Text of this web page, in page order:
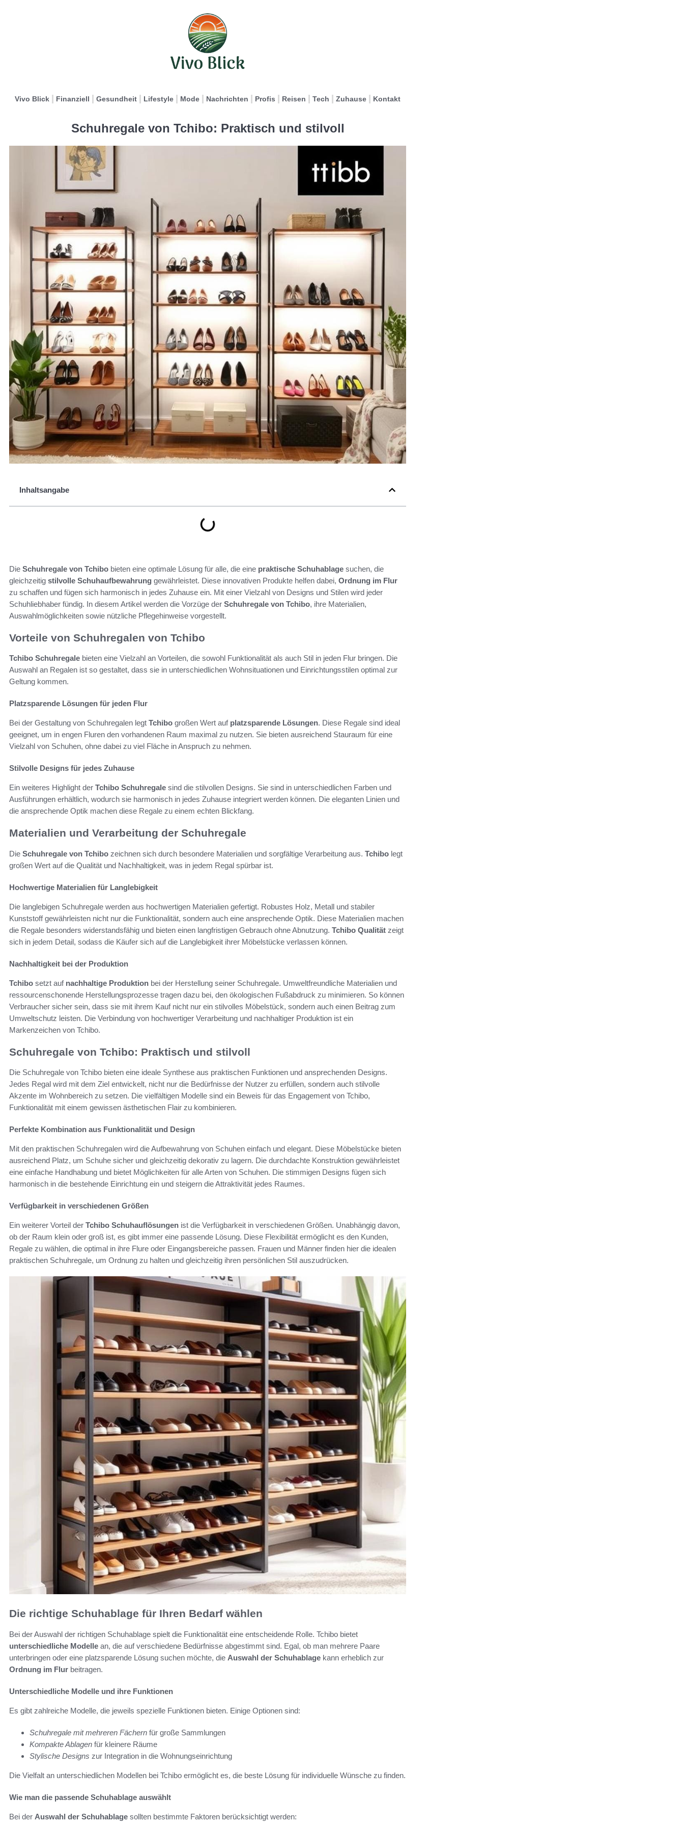
Vivo Blick Finanziell Gesundheit Lifestyle Mode Nachrichten Profis Reisen Tech Zuhause Kontakt
Schuhregale von Tchibo: Praktisch und stilvoll
Inhaltsangabe
Die Schuhregale von Tchibo bieten eine optimale Lösung für alle, die eine praktische Schuhablage suchen, die
gleichzeitig stilvolle Schuhaufbewahrung gewährleistet. Diese innovativen Produkte helfen dabei, Ordnung im Flur
zu schaffen und fügen sich harmonisch in jedes Zuhause ein. Mit einer Vielzahl von Designs und Stilen wird jeder
Schuhliebhaber fündig. In diesem Artikel werden die Vorzüge der Schuhregale von Tchibo, ihre Materialien,
Auswahlmöglichkeiten sowie nützliche Pflegehinweise vorgestellt.
Vorteile von Schuhregalen von Tchibo
Tchibo Schuhregale bieten eine Vielzahl an Vorteilen, die sowohl Funktionalität als auch Stil in jeden Flur bringen. Die
Auswahl an Regalen ist so gestaltet, dass sie in unterschiedlichen Wohnsituationen und Einrichtungsstilen optimal zur
Geltung kommen.
Platzsparende Lösungen für jeden Flur
Bei der Gestaltung von Schuhregalen legt Tchibo großen Wert auf platzsparende Lösungen. Diese Regale sind ideal
geeignet, um in engen Fluren den vorhandenen Raum maximal zu nutzen. Sie bieten ausreichend Stauraum für eine
Vielzahl von Schuhen, ohne dabei zu viel Fläche in Anspruch zu nehmen.
Stilvolle Designs für jedes Zuhause
Ein weiteres Highlight der Tchibo Schuhregale sind die stilvollen Designs. Sie sind in unterschiedlichen Farben und
Ausführungen erhältlich, wodurch sie harmonisch in jedes Zuhause integriert werden können. Die eleganten Linien und
die ansprechende Optik machen diese Regale zu einem echten Blickfang.
Materialien und Verarbeitung der Schuhregale
Die Schuhregale von Tchibo zeichnen sich durch besondere Materialien und sorgfältige Verarbeitung aus. Tchibo legt
großen Wert auf die Qualität und Nachhaltigkeit, was in jedem Regal spürbar ist.
Hochwertige Materialien für Langlebigkeit
Die langlebigen Schuhregale werden aus hochwertigen Materialien gefertigt. Robustes Holz, Metall und stabiler
Kunststoff gewährleisten nicht nur die Funktionalität, sondern auch eine ansprechende Optik. Diese Materialien machen
die Regale besonders widerstandsfähig und bieten einen langfristigen Gebrauch ohne Abnutzung. Tchibo Qualität zeigt
sich in jedem Detail, sodass die Käufer sich auf die Langlebigkeit ihrer Möbelstücke verlassen können.
Nachhaltigkeit bei der Produktion
Tchibo setzt auf nachhaltige Produktion bei der Herstellung seiner Schuhregale. Umweltfreundliche Materialien und
ressourcenschonende Herstellungsprozesse tragen dazu bei, den ökologischen Fußabdruck zu minimieren. So können
Verbraucher sicher sein, dass sie mit ihrem Kauf nicht nur ein stilvolles Möbelstück, sondern auch einen Beitrag zum
Umweltschutz leisten. Die Verbindung von hochwertiger Verarbeitung und nachhaltiger Produktion ist ein
Markenzeichen von Tchibo.
Schuhregale von Tchibo: Praktisch und stilvoll
Die Schuhregale von Tchibo bieten eine ideale Synthese aus praktischen Funktionen und ansprechenden Designs.
Jedes Regal wird mit dem Ziel entwickelt, nicht nur die Bedürfnisse der Nutzer zu erfüllen, sondern auch stilvolle
Akzente im Wohnbereich zu setzen. Die vielfältigen Modelle sind ein Beweis für das Engagement von Tchibo,
Funktionalität mit einem gewissen ästhetischen Flair zu kombinieren.
Perfekte Kombination aus Funktionalität und Design
Mit den praktischen Schuhregalen wird die Aufbewahrung von Schuhen einfach und elegant. Diese Möbelstücke bieten
ausreichend Platz, um Schuhe sicher und gleichzeitig dekorativ zu lagern. Die durchdachte Konstruktion gewährleistet
eine einfache Handhabung und bietet Möglichkeiten für alle Arten von Schuhen. Die stimmigen Designs fügen sich
harmonisch in die bestehende Einrichtung ein und steigern die Attraktivität jedes Raumes.
Verfügbarkeit in verschiedenen Größen
Ein weiterer Vorteil der Tchibo Schuhauflösungen ist die Verfügbarkeit in verschiedenen Größen. Unabhängig davon,
ob der Raum klein oder groß ist, es gibt immer eine passende Lösung. Diese Flexibilität ermöglicht es den Kunden,
Regale zu wählen, die optimal in ihre Flure oder Eingangsbereiche passen. Frauen und Männer finden hier die idealen
praktischen Schuhregale, um Ordnung zu halten und gleichzeitig ihren persönlichen Stil auszudrücken.
Die richtige Schuhablage für Ihren Bedarf wählen
Bei der Auswahl der richtigen Schuhablage spielt die Funktionalität eine entscheidende Rolle. Tchibo bietet
unterschiedliche Modelle an, die auf verschiedene Bedürfnisse abgestimmt sind. Egal, ob man mehrere Paare
unterbringen oder eine platzsparende Lösung suchen möchte, die Auswahl der Schuhablage kann erheblich zur
Ordnung im Flur beitragen.
Unterschiedliche Modelle und ihre Funktionen
Es gibt zahlreiche Modelle, die jeweils spezielle Funktionen bieten. Einige Optionen sind:
Schuhregale mit mehreren Fächern für große Sammlungen
Kompakte Ablagen für kleinere Räume
Stylische Designs zur Integration in die Wohnungseinrichtung
Die Vielfalt an unterschiedlichen Modellen bei Tchibo ermöglicht es, die beste Lösung für individuelle Wünsche zu finden.
Wie man die passende Schuhablage auswählt
Bei der Auswahl der Schuhablage sollten bestimmte Faktoren berücksichtigt werden: